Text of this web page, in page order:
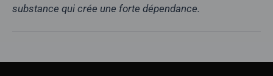
substance qui crée une forte dépendance.